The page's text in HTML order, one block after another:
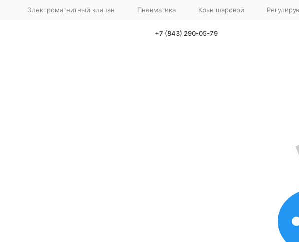
Электромагнитный клапан Пневматика Кран шаровой
+7 (843) 290-05-79